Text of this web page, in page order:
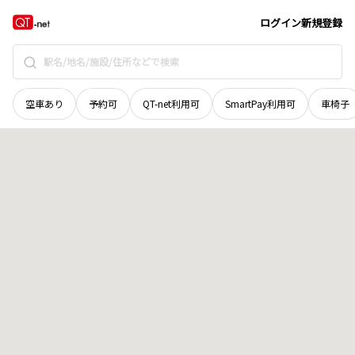
ログイン新規登録
空車あり 予約可 QT-net利用可 SmartPay利用可 車椅子
秋田県